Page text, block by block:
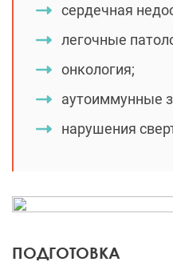
сердечная
легочные
онкология;
аутоиммунные
нарушения
ПОДГОТОВКА